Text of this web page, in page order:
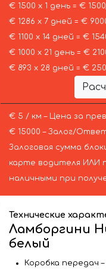
€ 1500 х 1 день = €
€ 1286 х 7 дней = €
€ 1100 х 14 дней = €
€ 1000 х 21 день = €
€ 893 х 28 дней = €
€ 5 / км – Цена за
€ 15000 – Залог/
Залоговая сумма
карте водителя ИЛИ
наличными при
Технические
Ламборгини
белый
Коробка передач